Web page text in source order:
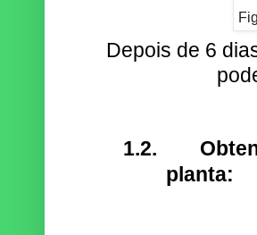
Depois de 6
1.2.
planta: